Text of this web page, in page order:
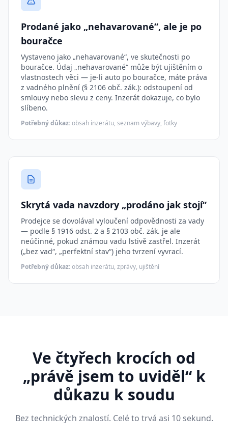
Prodané jako „nehavarované“, ale je po
bouračce
Vystaveno jako „nehavarované“, ve skutečnosti po
bouračce. Údaj „nehavarované“ může být ujištěním o
vlastnostech věci — je-li auto po bouračce, máte práva
z vadného plnění (§ 2106 obč. zák.): odstoupení od
smlouvy nebo slevu z ceny. Inzerát dokazuje, co bylo
slíbeno.
Potřebný důkaz:obsah inzerátu, seznam výbavy, fotky
Skrytá vada navzdory „prodáno jak stojí“
Prodejce se dovolával vyloučení odpovědnosti za vady
— podle § 1916 odst. 2 a § 2103 obč. zák. je ale
neúčinné, pokud známou vadu lstivě zastřel. Inzerát
(„bez vad“, „perfektní stav“) jeho tvrzení vyvrací.
Potřebný důkaz:obsah inzerátu, zprávy, ujištění
Ve čtyřech krocích od
„právě jsem to uviděl“ k
důkazu k soudu
Bez technických znalostí. Celé to trvá asi 10 sekund.